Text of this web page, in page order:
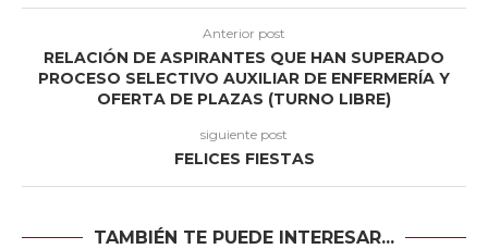
Anterior post
RELACIÓN DE ASPIRANTES QUE HAN SUPERADO
PROCESO SELECTIVO AUXILIAR DE ENFERMERÍA Y
OFERTA DE PLAZAS (TURNO LIBRE)
siguiente post
FELICES FIESTAS
TAMBIÉN TE PUEDE INTERESAR...